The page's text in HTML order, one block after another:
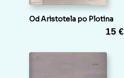
Od Aristotela po Plotina
15 €